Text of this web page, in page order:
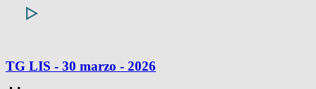
TG LIS - 30 marzo - 2026